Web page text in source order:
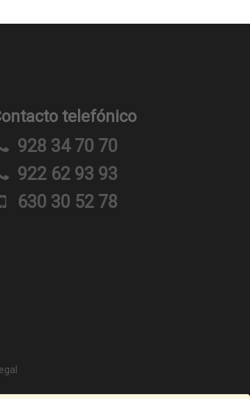
telefónico
928 34 70 70
922 62 93 93
630 30 52 78